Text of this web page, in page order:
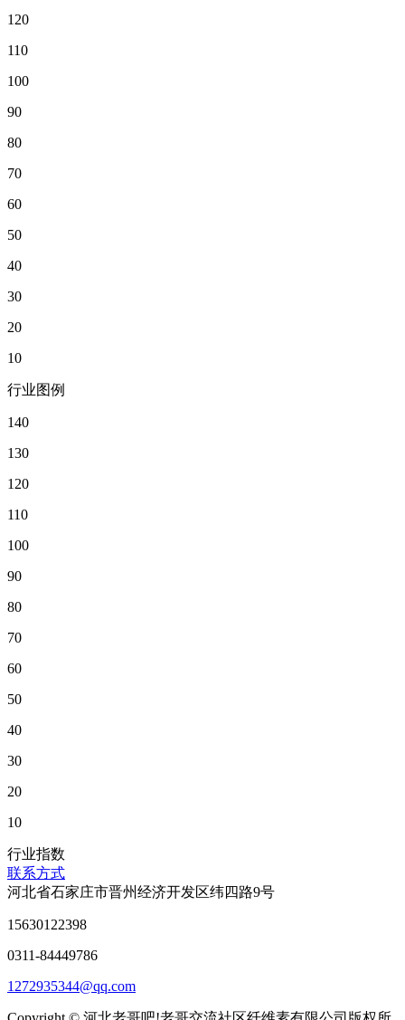
120
110
100
90
80
70
60
50
40
30
20
10
行业图例
140
130
120
110
100
90
80
70
60
50
40
30
20
10
行业指数
联系方式
河北省石家庄市晋州经济开发区纬四路9号
15630122398
0311-84449786
1272935344@qq.com